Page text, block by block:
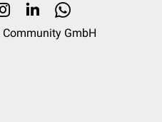
Community GmbH